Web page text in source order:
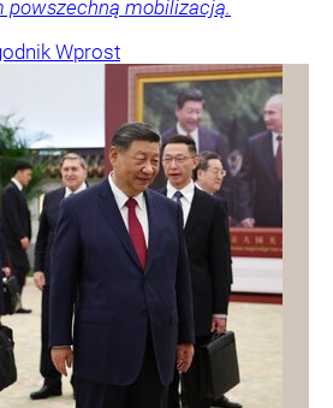
powszechną mobilizacją.
Wprost